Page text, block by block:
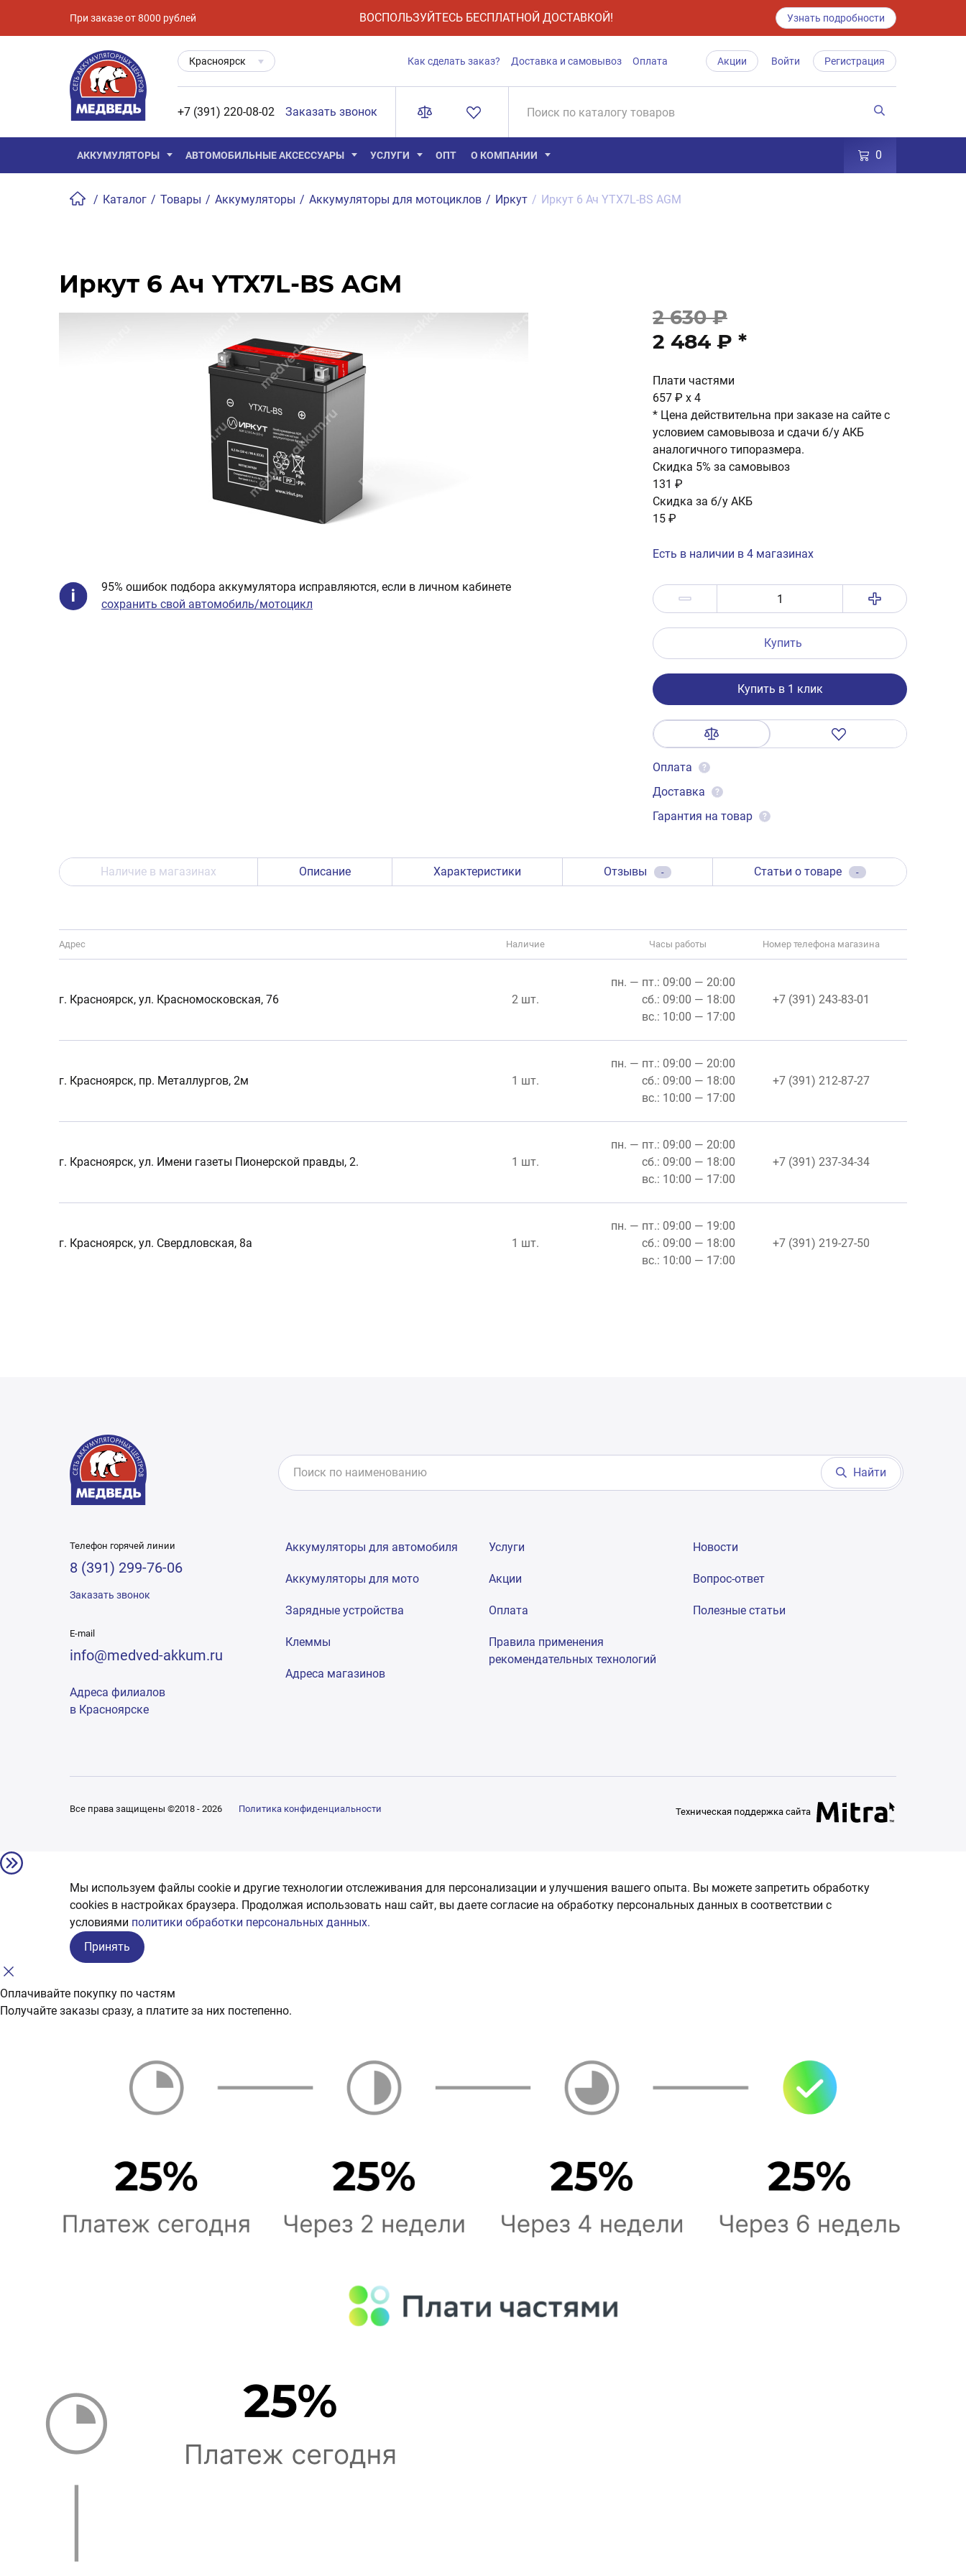
При заказе от 8000 рублей ВОСПОЛЬЗУЙТЕСЬ БЕСПЛАТНОЙ ДОСТАВКОЙ! Узнать подробности
Красноярск Как сделать заказ? Доставка и самовывоз Оплата Акции Войти Регистрация
+7 (391) 220-08-02 Заказать звонок
АККУМУЛЯТОРЫ АВТОМОБИЛЬНЫЕ АКСЕССУАРЫ УСЛУГИ ОПТ О КОМПАНИИ 0
/ Каталог / Товары / Аккумуляторы / Аккумуляторы для мотоциклов / Иркут / Иркут 6 Ач YTX7L-BS AGM
Иркут 6 Ач YTX7L-BS AGM
95% ошибок подбора аккумулятора исправляются, если в личном кабинете
сохранить свой автомобиль/мотоцикл
2 630 ₽
2 484 ₽ *
Плати частями
657 ₽ x 4
* Цена действительна при заказе на сайте с
условием самовывоза и сдачи б/у АКБ
аналогичного типоразмера.
Скидка 5% за самовывоз
131 ₽
Скидка за б/у АКБ
15 ₽
Есть в наличии в 4 магазинах
Купить
Купить в 1 клик
Оплата ?
Доставка ?
Гарантия на товар ?
Наличие в магазинах Описание Характеристики Отзывы - Статьи о товаре -
Адрес Наличие Часы работы Номер телефона магазина
г. Красноярск, ул. Красномосковская, 76 2 шт.
пн. — пт.: 09:00 — 20:00
сб.: 09:00 — 18:00
вс.: 10:00 — 17:00
+7 (391) 243-83-01
г. Красноярск, пр. Металлургов, 2м 1 шт.
пн. — пт.: 09:00 — 20:00
сб.: 09:00 — 18:00
вс.: 10:00 — 17:00
+7 (391) 212-87-27
г. Красноярск, ул. Имени газеты Пионерской правды, 2. 1 шт.
пн. — пт.: 09:00 — 20:00
сб.: 09:00 — 18:00
вс.: 10:00 — 17:00
+7 (391) 237-34-34
г. Красноярск, ул. Свердловская, 8а 1 шт.
пн. — пт.: 09:00 — 19:00
сб.: 09:00 — 18:00
вс.: 10:00 — 17:00
+7 (391) 219-27-50
Найти
Телефон горячей линии
8 (391) 299-76-06
Заказать звонок
E-mail
info@medved-akkum.ru
Адреса филиалов
в Красноярске
Аккумуляторы для автомобиля
Аккумуляторы для мото
Зарядные устройства
Клеммы
Адреса магазинов
Услуги
Акции
Оплата
Правила применения
рекомендательных технологий
Новости
Вопрос-ответ
Полезные статьи
Все права защищены ©2018 - 2026 Политика конфиденциальности Техническая поддержка сайта
Мы используем файлы cookie и другие технологии отслеживания для персонализации и улучшения вашего опыта. Вы можете запретить обработку
сookies в настройках браузера. Продолжая использовать наш сайт, вы даете согласие на обработку персональных данных в соответствии с
условиями политики обработки персональных данных.
Принять
Оплачивайте покупку по частям
Получайте заказы сразу, а платите за них постепенно.